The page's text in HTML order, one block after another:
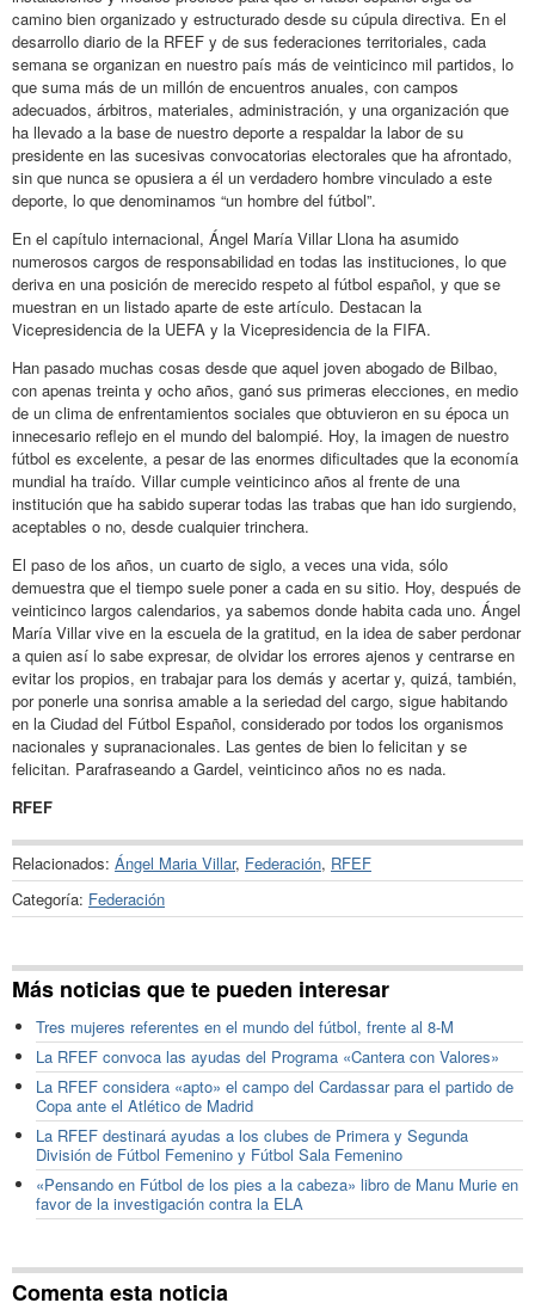
camino bien organizado y estructurado desde su cúpula directiva. En el
desarrollo diario de la RFEF y de sus federaciones territoriales, cada
semana se organizan en nuestro país más de veinticinco mil partidos, lo
que suma más de un millón de encuentros anuales, con campos
adecuados, árbitros, materiales, administración, y una organización que
ha llevado a la base de nuestro deporte a respaldar la labor de su
presidente en las sucesivas convocatorias electorales que ha afrontado,
sin que nunca se opusiera a él un verdadero hombre vinculado a este
deporte, lo que denominamos “un hombre del fútbol”.
En el capítulo internacional, Ángel María Villar Llona ha asumido
numerosos cargos de responsabilidad en todas las instituciones, lo que
deriva en una posición de merecido respeto al fútbol español, y que se
muestran en un listado aparte de este artículo. Destacan la
Vicepresidencia de la UEFA y la Vicepresidencia de la FIFA.
Han pasado muchas cosas desde que aquel joven abogado de Bilbao,
con apenas treinta y ocho años, ganó sus primeras elecciones, en medio
de un clima de enfrentamientos sociales que obtuvieron en su época un
innecesario reflejo en el mundo del balompié. Hoy, la imagen de nuestro
fútbol es excelente, a pesar de las enormes dificultades que la economía
mundial ha traído. Villar cumple veinticinco años al frente de una
institución que ha sabido superar todas las trabas que han ido surgiendo,
aceptables o no, desde cualquier trinchera.
El paso de los años, un cuarto de siglo, a veces una vida, sólo
demuestra que el tiempo suele poner a cada en su sitio. Hoy, después de
veinticinco largos calendarios, ya sabemos donde habita cada uno. Ángel
María Villar vive en la escuela de la gratitud, en la idea de saber perdonar
a quien así lo sabe expresar, de olvidar los errores ajenos y centrarse en
evitar los propios, en trabajar para los demás y acertar y, quizá, también,
por ponerle una sonrisa amable a la seriedad del cargo, sigue habitando
en la Ciudad del Fútbol Español, considerado por todos los organismos
nacionales y supranacionales. Las gentes de bien lo felicitan y se
felicitan. Parafraseando a Gardel, veinticinco años no es nada.
RFEF
Relacionados: Ángel Maria Villar, Federación, RFEF
Categoría: Federación
Más noticias que te pueden interesar
Tres mujeres referentes en el mundo del fútbol, frente al 8-M
La RFEF convoca las ayudas del Programa «Cantera con Valores»
La RFEF considera «apto» el campo del Cardassar para el partido de
Copa ante el Atlético de Madrid
La RFEF destinará ayudas a los clubes de Primera y Segunda
División de Fútbol Femenino y Fútbol Sala Femenino
«Pensando en Fútbol de los pies a la cabeza» libro de Manu Murie en
favor de la investigación contra la ELA
Comenta esta noticia